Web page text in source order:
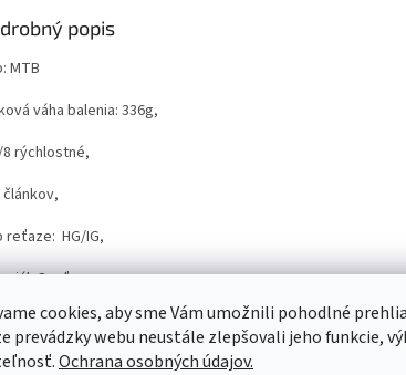
cookies, aby sme Vám umožnili pohodlné
prevádzky webu neustále zlepšovali jeho funkcie,
Ochrana osobných údajov.
popis
MTB
váha balenia: 336g,
rýchlostné,
článkov,
reťaze: HG/IG,
Oceľ